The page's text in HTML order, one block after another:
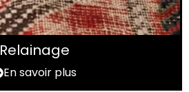
Relainage
En savoir plus